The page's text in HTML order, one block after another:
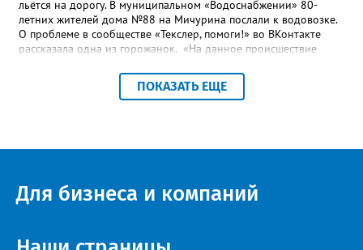
льётся на дорогу. В муниципальном «Водоснабжении» 80-
летних жителей дома №88 на Мичурина послали к водовозке.
О проблеме в сообществе «Текслер, помоги!» во ВКонтакте
рассказала одна из горожанок. «На данное происшествие
гл.инженера Шепелева А.Н. из обслуживающей организации
МУП ЗГО "Златоустовское Водоснабжение" ул. Островского, 7,
пунктуация авторские). Под обращением есть комментарий
посёлке и работать приходится в сложных условиях горной
местности. «К сожалению, в процессе бурения иногда
малого диаметра, - отмечает Olga Vyacheslavovna. - Зачастую
ПОКАЗАТЬ ЕЩЕ
Для бизнеса и компаний